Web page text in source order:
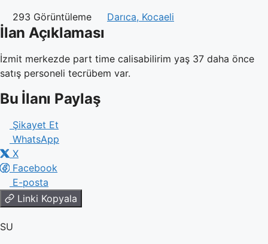
293 Görüntüleme Darıca, Kocaeli
İlan Açıklaması
İzmit merkezde part time calisabilirim yaş 37 daha önce
satış personeli tecrübem var.
Bu İlanı Paylaş
Şikayet Et
WhatsApp
X
Facebook
E-posta
Linki Kopyala
SU